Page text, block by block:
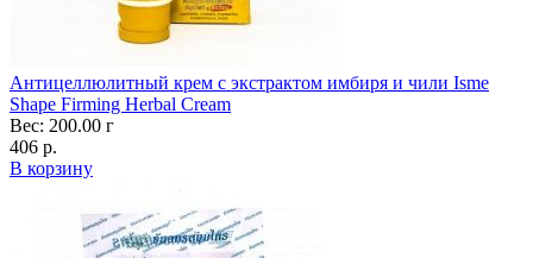
Антицеллюлитный крем с экстрактом имбиря и чили Isme
Shape Firming Herbal Cream
Вес: 200.00 г
406 р.
В корзину